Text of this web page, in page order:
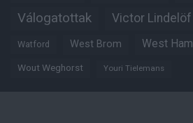
Válogatottak Victor Lindelöf
Watford West Brom West Ham
Wout Weghorst Youri Tielemans